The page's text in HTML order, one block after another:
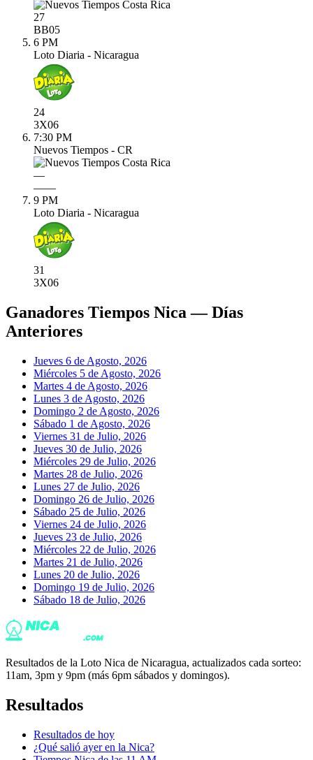
27
BB05
6 PM
Loto Diaria - Nicaragua
24
3X06
7:30 PM
Nuevos Tiempos - CR
—
——
9 PM
Loto Diaria - Nicaragua
31
3X06
Ganadores Tiempos Nica — Días
Anteriores
Jueves 6 de Agosto, 2026
Miércoles 5 de Agosto, 2026
Martes 4 de Agosto, 2026
Lunes 3 de Agosto, 2026
Domingo 2 de Agosto, 2026
Sábado 1 de Agosto, 2026
Viernes 31 de Julio, 2026
Jueves 30 de Julio, 2026
Miércoles 29 de Julio, 2026
Martes 28 de Julio, 2026
Lunes 27 de Julio, 2026
Domingo 26 de Julio, 2026
Sábado 25 de Julio, 2026
Viernes 24 de Julio, 2026
Jueves 23 de Julio, 2026
Miércoles 22 de Julio, 2026
Martes 21 de Julio, 2026
Lunes 20 de Julio, 2026
Domingo 19 de Julio, 2026
Sábado 18 de Julio, 2026
Resultados de la Loto Nica de Nicaragua, actualizados cada sorteo:
11am, 3pm y 9pm (más 6pm sábados y domingos).
Resultados
Resultados de hoy
¿Qué salió ayer en la Nica?